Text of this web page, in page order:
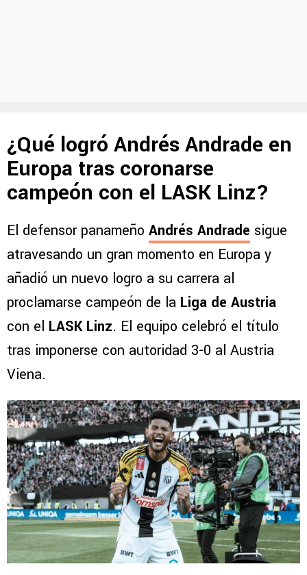
¿Qué logró Andrés Andrade en
Europa tras coronarse
campeón con el LASK Linz?
El defensor panameño Andrés Andrade sigue
atravesando un gran momento en Europa y
añadió un nuevo logro a su carrera al
proclamarse campeón de la Liga de Austria
con el LASK Linz. El equipo celebró el título
tras imponerse con autoridad 3-0 al Austria
Viena.